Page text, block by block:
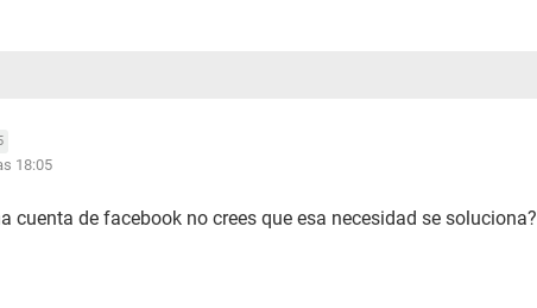
18:05
cuenta de facebook no crees que esa necesidad se soluciona?